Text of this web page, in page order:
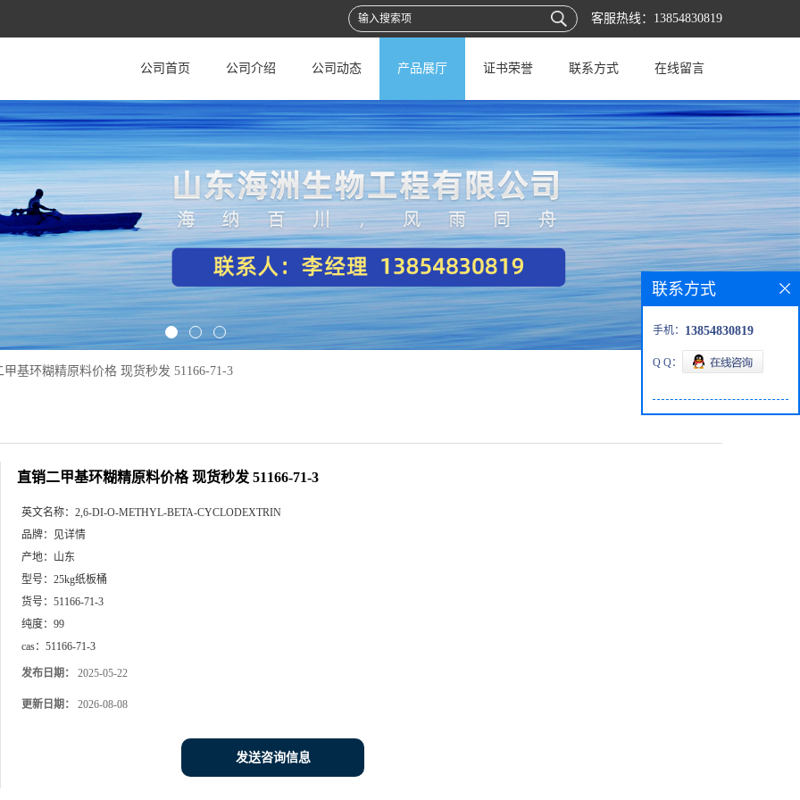
客服热线： 13854830819
公司首页 公司介绍 公司动态 产品展厅 证书荣誉 联系方式 在线留言
甲基环糊精原料价格 现货秒发 51166-71-3
直销二甲基环糊精原料价格 现货秒发 51166-71-3
英文名称： 2,6-DI-O-METHYL-BETA-CYCLODEXTRIN
品牌：
见详情
产地： 山东
型号： 25kg纸板桶
货号： 51166-71-3
纯度： 99
cas： 51166-71-3
发布日期： 2025-05-22
更新日期： 2026-08-08
发送咨询信息
联系方式
手机： 13854830819
Q Q：